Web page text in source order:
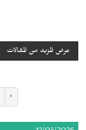
عرض المزيد من المقالات
›